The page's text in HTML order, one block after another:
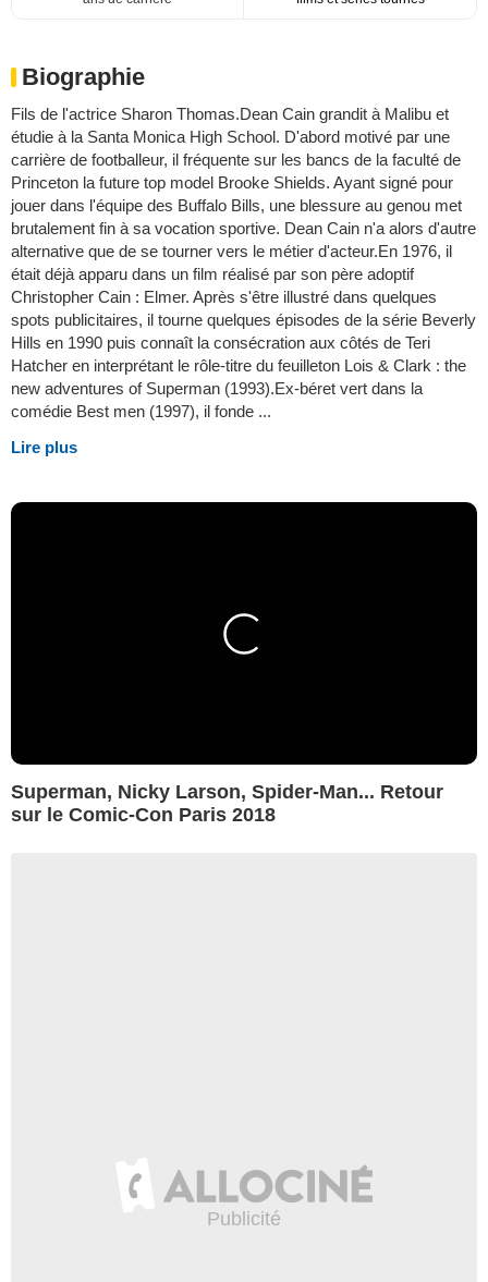
Biographie
Fils de l'actrice Sharon Thomas.Dean Cain grandit à Malibu et
étudie à la Santa Monica High School. D'abord motivé par une
carrière de footballeur, il fréquente sur les bancs de la faculté de
Princeton la future top model Brooke Shields. Ayant signé pour
jouer dans l'équipe des Buffalo Bills, une blessure au genou met
brutalement fin à sa vocation sportive. Dean Cain n'a alors d'autre
alternative que de se tourner vers le métier d'acteur.En 1976, il
était déjà apparu dans un film réalisé par son père adoptif
Christopher Cain : Elmer. Après s'être illustré dans quelques
spots publicitaires, il tourne quelques épisodes de la série Beverly
Hills en 1990 puis connaît la consécration aux côtés de Teri
Hatcher en interprétant le rôle-titre du feuilleton Lois & Clark : the
new adventures of Superman (1993).Ex-béret vert dans la
comédie Best men (1997), il fonde ...
Lire plus
Superman, Nicky Larson, Spider-Man... Retour
sur le Comic-Con Paris 2018